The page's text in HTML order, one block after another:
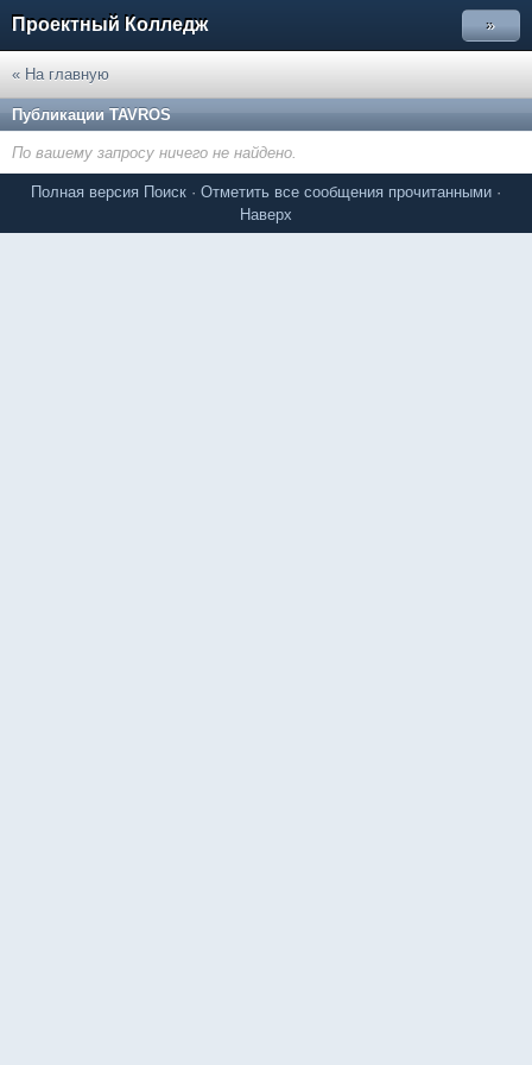
Проектный Колледж »
« На главную
Публикации TAVROS
По вашему запросу ничего не найдено.
Полная версия Поиск · Отметить все сообщения прочитанными ·
Наверх